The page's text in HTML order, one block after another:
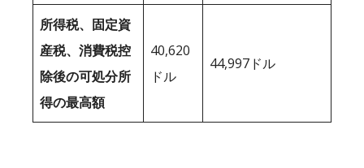
所得税、固定資
産税、消費税控
除後の可処分所
得の最高額
40,620
ドル
44,997ドル